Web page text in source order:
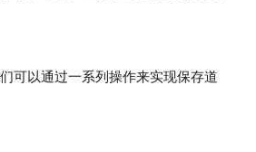
可以通过一系列操作来实现保存道